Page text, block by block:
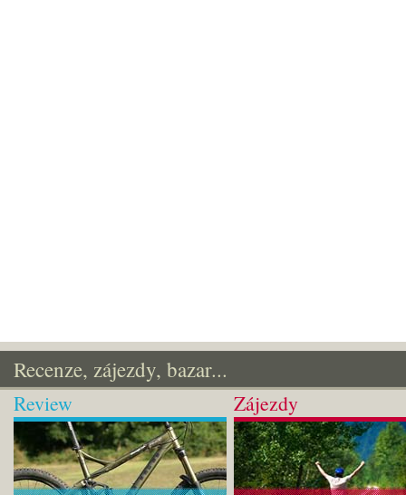
Recenze, zájezdy, bazar...
Review Zájezdy